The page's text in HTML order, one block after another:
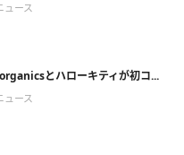
ュース
とハローキティが初コ...
ュース